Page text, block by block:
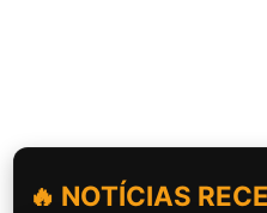
🔥 NOTÍCIAS